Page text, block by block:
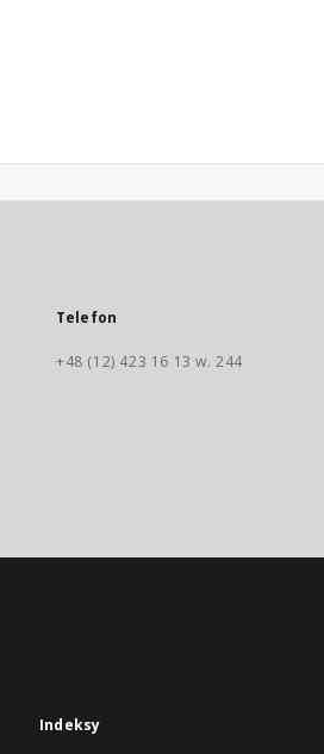
Telefon
+48 (12) 423 16 13 w. 244
Indeksy